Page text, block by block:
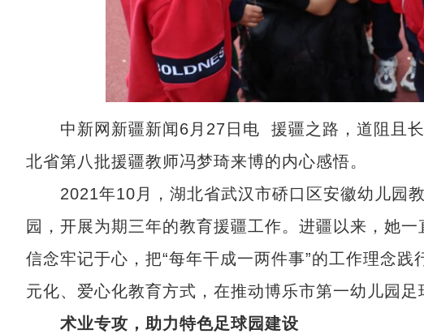
中新网新疆新闻6月27日电 援疆之路，道阻且长
北省第八批援疆教师冯梦琦来博的内心感悟。
2021年10月，湖北省武汉市硚口区安徽幼儿园教
园，开展为期三年的教育援疆工作。进疆以来，她
信念牢记于心，把“每年干成一两件事”的工作理念
元化、爱心化教育方式，在推动博乐市第一幼儿园足
术业专攻，助力特色足球园建设